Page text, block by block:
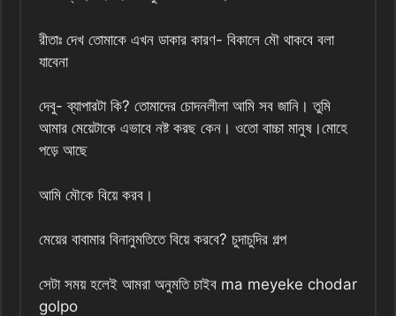
রীতাঃ দেখ তোমাকে এখন ডাকার কারণ- বিকালে মৌ থাকবে বলা
যাবেনা
দেবু- ব্যাপারটা কি? তোমাদের চোদনলীলা আমি সব জানি। তুমি
আমার মেয়েটাকে এভাবে নষ্ট করছ কেন। ওতো বাচ্চা মানুষ।মোহে
পড়ে আছে
আমি মৌকে বিয়ে করব।
মেয়ের বাবামার বিনানুমতিতে বিয়ে করবে? চুদাচুদির গল্প
সেটা সময় হলেই আমরা অনুমতি চাইব ma meyeke chodar
golpo